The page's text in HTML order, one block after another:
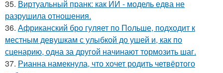
35. Виртуальный пранк: как ИИ - модель едва не
разрушила отношения.
36. Африканский бро гуляет по Польше, подходит к
местным девушкам с улыбкой до ушей и, как по
сценарию, одна за другой начинают тормозить шаг.
37. Рианна намекнула, что хочет родить четвёртого